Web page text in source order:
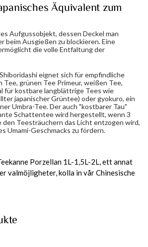
Äquivalent zum
Aufgussobjekt, dessen Deckel man
beim Ausgießen zu blockieren. Eine
die volle Entfaltung der
eignet sich für empfindliche
grünen Tee Primeur, weißen Tee,
für kostbare langblättrige Tees wie
japanischer Grüntee) oder gyokuro, ein
Umbra-Tee. Der auch "kostbarer Tau"
Schattentee wird hergestellt, wenn 3
den Teesträuchern das Licht entzogen wird,
Umami-Geschmacks zu fördern.
Porzellan 1L-1,5L-2L, ett annat
valmöjligheter, kolla in vårChinesische